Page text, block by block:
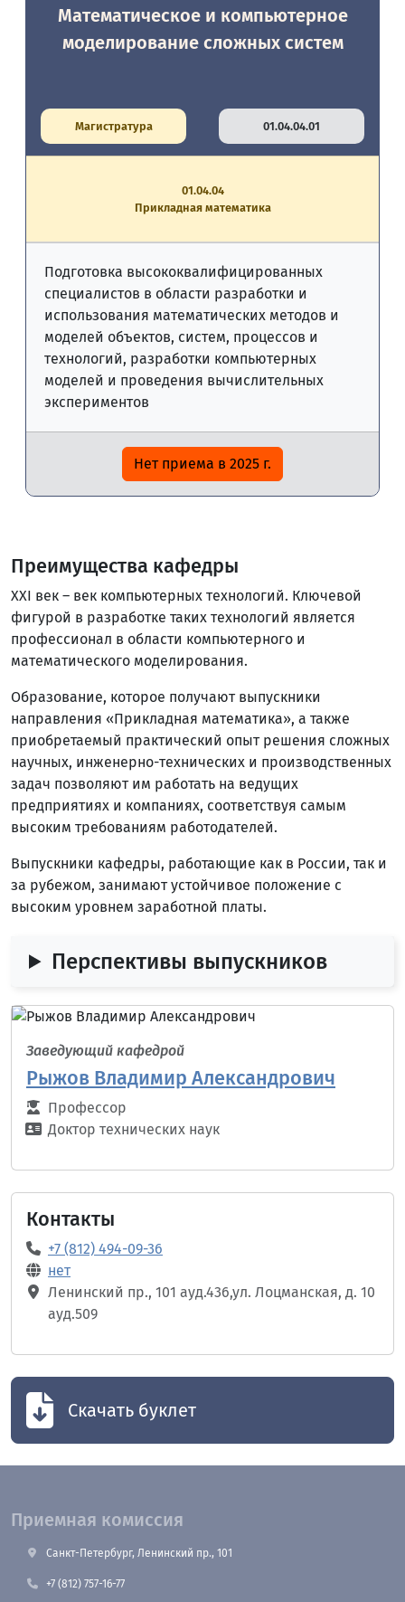
Математическое и компьютерное
моделирование сложных систем
Магистратура 01.04.04.01
01.04.04
Прикладная математика
Подготовка высококвалифицированных
специалистов в области разработки и
использования математических методов и
моделей объектов, систем, процессов и
технологий, разработки компьютерных
моделей и проведения вычислительных
экспериментов
Нет приема в 2025 г.
Преимущества кафедры
XXI век – век компьютерных технологий. Ключевой
фигурой в разработке таких технологий является
профессионал в области компьютерного и
математического моделирования.
Образование, которое получают выпускники
направления «Прикладная математика», а также
приобретаемый практический опыт решения сложных
научных, инженерно-технических и производственных
задач позволяют им работать на ведущих
предприятиях и компаниях, соответствуя самым
высоким требованиям работодателей.
Выпускники кафедры, работающие как в России, так и
за рубежом, занимают устойчивое положение с
высоким уровнем заработной платы.
Перспективы выпускников
Заведующий кафедрой
Рыжов Владимир Александрович
Профессор
Доктор технических наук
Контакты
+7 (812) 494-09-36
нет
Ленинский пр., 101 ауд.436,ул. Лоцманская, д. 10
ауд.509
Скачать буклет
Приемная комиссия
Санкт-Петербург, Ленинский пр., 101
+7 (812) 757-16-77